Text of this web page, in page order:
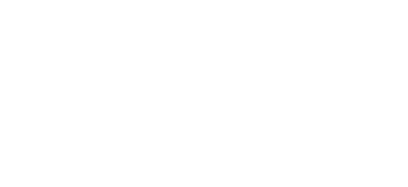
御機器販売店・
、
これらの製造装